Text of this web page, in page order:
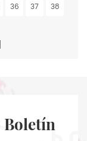
36 37 38